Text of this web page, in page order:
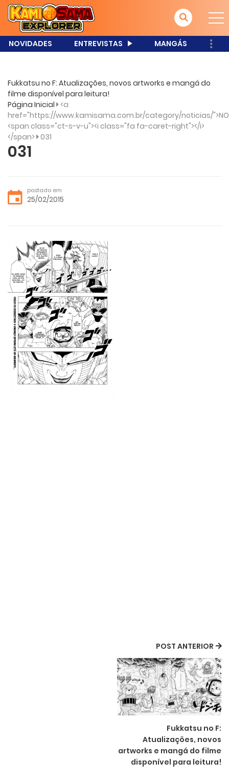
NOVIDADES ENTREVISTAS MANGÁS
Fukkatsu no F: Atualizações, novos artworks e mangá do
filme disponível para leitura!
Página Inicial <a
href="https://www.kamisama.com.br/category/noticias/
<span class="ct-s-v-u"><i class="fa fa-caret-right"></i>
</span> 031
031
postado em
25/02/2015
POST ANTERIOR
Fukkatsu no F:
Atualizações, novos
artworks e mangá do filme
disponível para leitura!